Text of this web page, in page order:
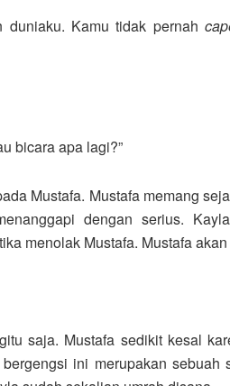
duniaku. Kamu tidak pernah
bicara apa lagi?”
Mustafa. Mustafa memang
dengan serius.
menolak Mustafa. Mustafa
saja. Mustafa sedikit kesal
ini merupakan